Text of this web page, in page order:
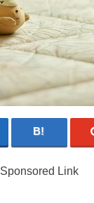
Sponsored Link